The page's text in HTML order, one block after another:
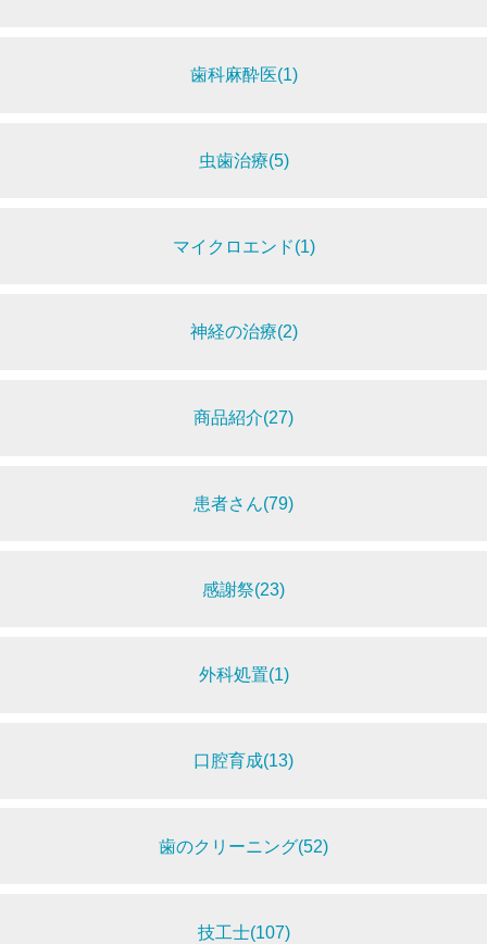
歯科麻酔医(1)
虫歯治療(5)
マイクロエンド(1)
神経の治療(2)
商品紹介(27)
患者さん(79)
感謝祭(23)
外科処置(1)
口腔育成(13)
歯のクリーニング(52)
技工士(107)